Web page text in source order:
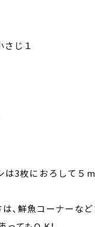
さじ１
は3枚におろして５
、鮮魚コーナーな